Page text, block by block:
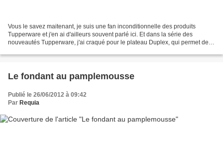
Vous le savez maitenant, je suis une fan inconditionnelle des produits
Tupperware et j'en ai d'ailleurs souvent parlé ici. Et dans la série des
nouveautés Tupperware, j'ai craqué pour le plateau Duplex, qui permet de
Le fondant au pamplemousse
Publié le 26/06/2012 à 09:42
Par Requia